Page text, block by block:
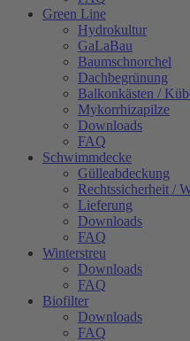
Green Line
Hydrokultur
GaLaBau
Baumschnorchel
Dachbegrünung
Balkonkästen /
Mykorrhizapilze
Downloads
FAQ
Schwimmdecke
Gülleabdeckung
Rechtssicherheit /
Lieferung
Downloads
FAQ
Winterstreu
Downloads
FAQ
Biofilter
Downloads
FAQ